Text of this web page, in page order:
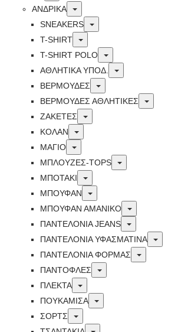
ΑΝΔΡΙΚΑ
Toggle
SNEAKERS
Toggle
T-SHIRT
Toggle
T-SHIRT POLO
Toggle
ΑΘΛΗΤΙΚΑ ΥΠΟΔ.
Toggle
ΒΕΡΜΟΥΔΕΣ
Toggle
ΒΕΡΜΟΥΔΕΣ ΑΘΛΗΤΙΚΕΣ
Toggle
ΖΑΚΕΤΕΣ
Toggle
ΚΟΛΑΝ
Toggle
ΜΑΓΙΟ
Toggle
ΜΠΛΟΥΖΕΣ-TOPS
Toggle
ΜΠΟΤΑΚΙ
Toggle
ΜΠΟΥΦΑΝ
Toggle
ΜΠΟΥΦΑΝ ΑΜΑΝΙΚΟ
Toggle
ΠΑΝΤΕΛΟΝΙΑ JEANS
Toggle
ΠΑΝΤΕΛΟΝΙΑ ΥΦΑΣΜΑΤΙΝΑ
Toggle
ΠΑΝΤΕΛΟΝΙΑ ΦΟΡΜΑΣ
Toggle
ΠΑΝΤΟΦΛΕΣ
Toggle
ΠΛΕΚΤΑ
Toggle
ΠΟΥΚΑΜΙΣΑ
Toggle
ΣΟΡΤΣ
Toggle